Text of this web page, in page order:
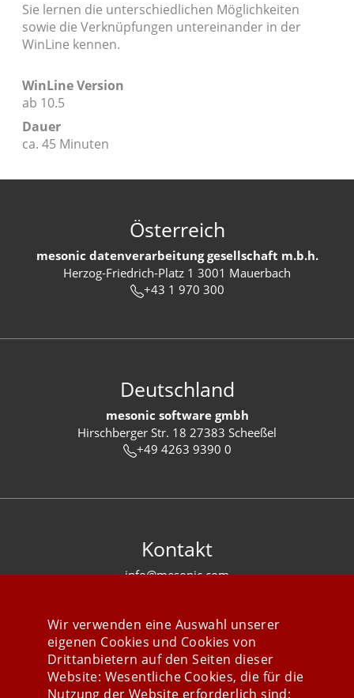
Sie lernen die unterschiedlichen Möglichkeiten
sowie die Verknüpfungen untereinander in der
WinLine kennen.
WinLine Version
ab 10.5
Dauer
ca. 45 Minuten
Österreich
mesonic datenverarbeitung gesellschaft m.b.h.
Herzog-Friedrich-Platz 1 3001 Mauerbach
+43 1 970 300
Deutschland
mesonic software gmbh
Hirschberger Str. 18 27383 Scheeßel
+49 4263 9390 0
Kontakt
info@mesonic.com
Wir verwenden eine Auswahl unserer
eigenen Cookies und Cookies von
Drittanbietern auf den Seiten dieser
Website: Wesentliche Cookies, die für die
Nutzung der Website erforderlich sind;